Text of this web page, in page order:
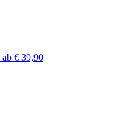
ab € 39,90